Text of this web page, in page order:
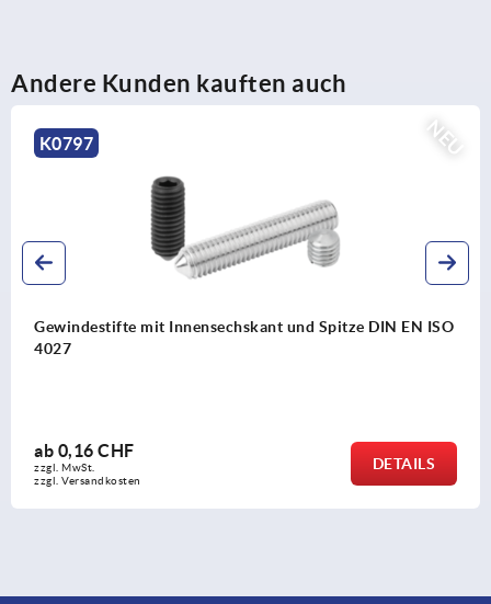
Andere Kunden kauften auch
Rändelräder mit Griff
ab8,30 CHF
zzgl. Versandkosten